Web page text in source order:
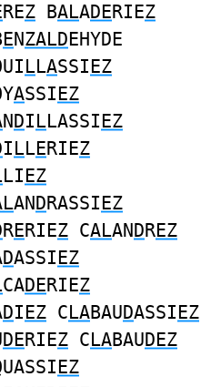
REZ BALADERIEZ
ENZALDEHYDE
LLASSIEZ
ASSIEZ
NDILLASSIEZ
ILLERIEZ
LIEZ
ANDRASSIEZ
RERIEZ CALANDREZ
DASSIEZ
CADERIEZ
DIEZ CLABAUDASSIEZ
DERIEZ CLABAUDEZ
EZ